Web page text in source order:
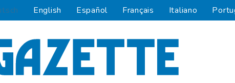
English Español Français Italiano